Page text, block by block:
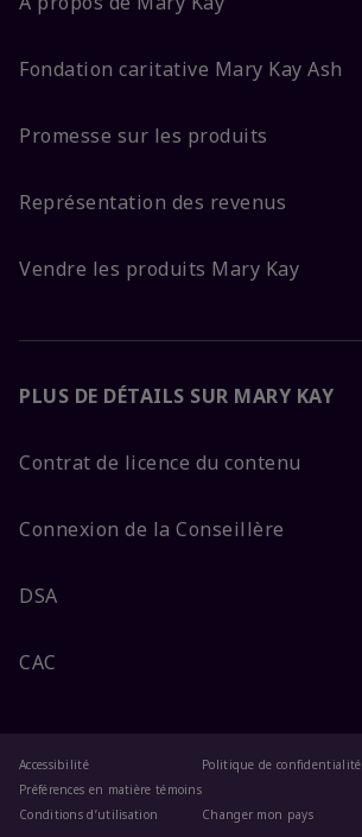
Fondation caritative Mary Kay Ash
Promesse sur les produits
Représentation des revenus
Vendre les produits Mary Kay
PLUS DE DÉTAILS SUR MARY KAY
Contrat de licence du contenu
Connexion de la Conseillère
DSA
CAC
Accessibilité
Préférences en matière témoins
Conditions d’utilisation
Politique de confidentialité
Changer mon pays